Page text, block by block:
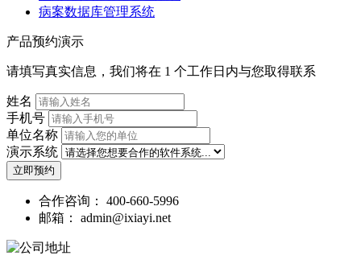
病案数据库管理系统
产品预约演示
请填写真实信息，我们将在 1 个工作日内与您取得联系
姓名
手机号
单位名称
演示系统
立即预约
合作咨询： 400-660-5996
邮箱： admin@ixiayi.net